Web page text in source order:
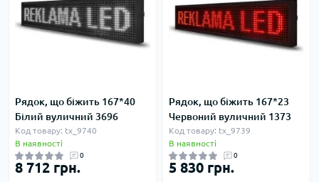
Рядок, що біжить 167*40
Білий вуличний 3696
Код товару: tx_9740
В наявності
0
8 712 грн.
Рядок, що біжить 167*23
Червоний вуличний 1373
Код товару: tx_9739
В наявності
0
5 830 грн.